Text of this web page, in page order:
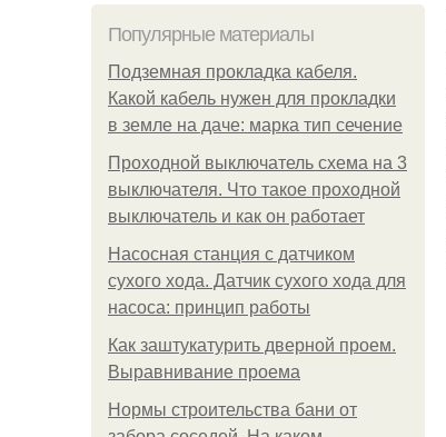
Популярные материалы
Подземная прокладка кабеля.
Какой кабель нужен для прокладки
в земле на даче: марка тип сечение
Проходной выключатель схема на 3
выключателя. Что такое проходной
выключатель и как он работает
Насосная станция с датчиком
сухого хода. Датчик сухого хода для
насоса: принцип работы
Как заштукатурить дверной проем.
Выравнивание проема
Нормы строительства бани от